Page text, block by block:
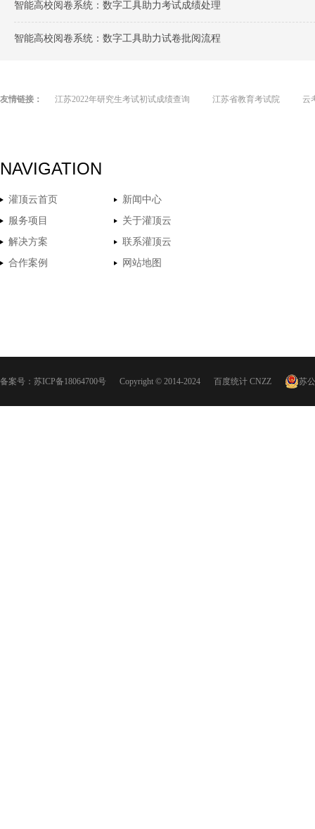
智能高校阅卷系统：数字工具助力考试成绩处理
智能高校阅卷系统：数字工具助力试卷批阅流程
友情链接： 江苏2022年研究生考试初试成绩查询 江苏省教育考试院 云
NAVIGATION
灌顶云首页
新闻中心
服务项目
关于灌顶云
解决方案
联系灌顶云
合作案例
网站地图
备案号： 苏ICP备18064700号 Copyright © 2014-2024 百度统计 CNZZ 苏